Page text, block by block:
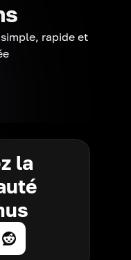
rapide et
la